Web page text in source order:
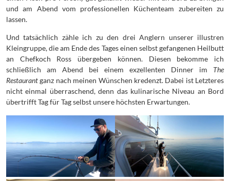
und am Abend vom professionellen Küchenteam zubereiten zu
lassen.
Und tatsächlich zähle ich zu den drei Anglern unserer illustren
Kleingruppe, die am Ende des Tages einen selbst gefangenen Heilbutt
an Chefkoch Ross übergeben können. Diesen bekomme ich
schließlich am Abend bei einem exzellenten Dinner im The
Restaurantganz nach meinen Wünschen kredenzt. Dabei ist Letzteres
nicht einmal überraschend, denn das kulinarische Niveau an Bord
übertrifft Tag für Tag selbst unsere höchsten Erwartungen.